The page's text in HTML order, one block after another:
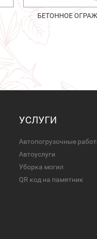
БЕТОННОЕ
УСЛУГИ
Автопогрузочные
Автоуслуги
Уборка могил
QR код на памятник